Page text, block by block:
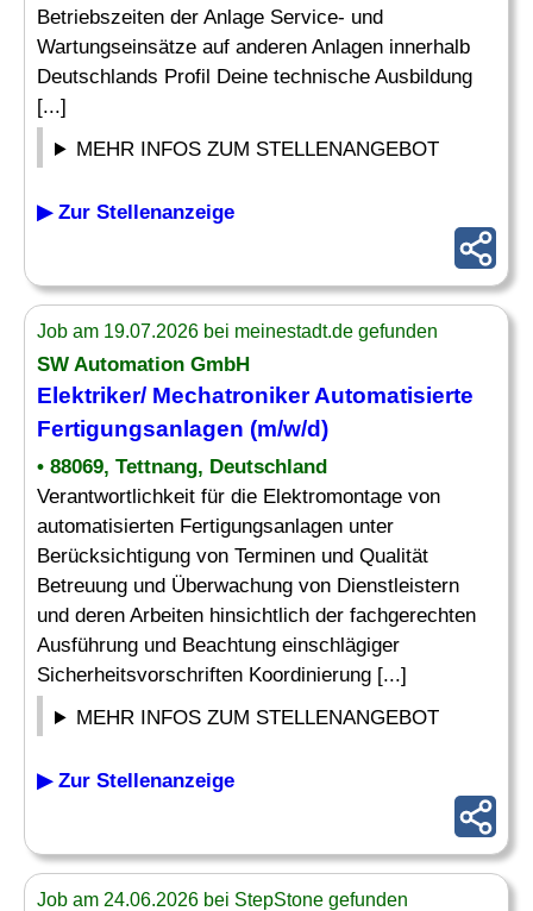
Betriebszeiten der Anlage Service- und
Wartungseinsätze auf anderen Anlagen innerhalb
Deutschlands Profil Deine technische Ausbildung
[...]
MEHR INFOS ZUM STELLENANGEBOT
▶ Zur Stellenanzeige
Job am 19.07.2026 bei meinestadt.de gefunden
SW Automation GmbH
Elektriker/ MechatronikerAutomatisierte
Fertigungsanlagen (m/w/d)
• 88069, Tettnang, Deutschland
Verantwortlichkeit für die Elektromontage von
automatisierten Fertigungsanlagen unter
Berücksichtigung von Terminen und Qualität
Betreuung und Überwachung von Dienstleistern
und deren Arbeiten hinsichtlich der fachgerechten
Ausführung und Beachtung einschlägiger
Sicherheitsvorschriften Koordinierung [...]
MEHR INFOS ZUM STELLENANGEBOT
▶ Zur Stellenanzeige
Job am 24.06.2026 bei StepStone gefunden